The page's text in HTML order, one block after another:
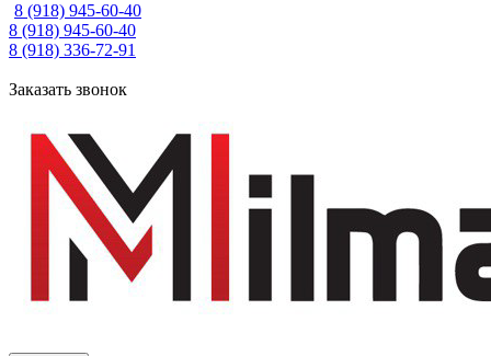
8 (918) 945-60-40
8 (918) 945-60-40
8 (918) 336-72-91
Заказать звонок